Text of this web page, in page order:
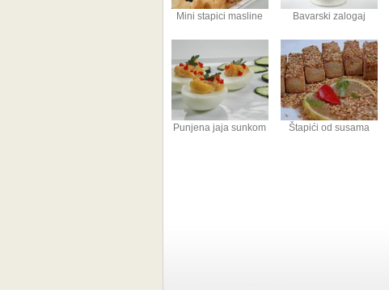
Mini stapici masline Bavarski zalogaj
Punjena jaja sunkom Štapići od susama